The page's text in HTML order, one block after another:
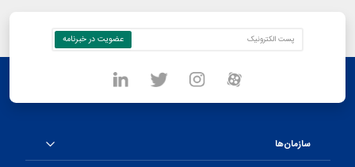
سازمان‌ها